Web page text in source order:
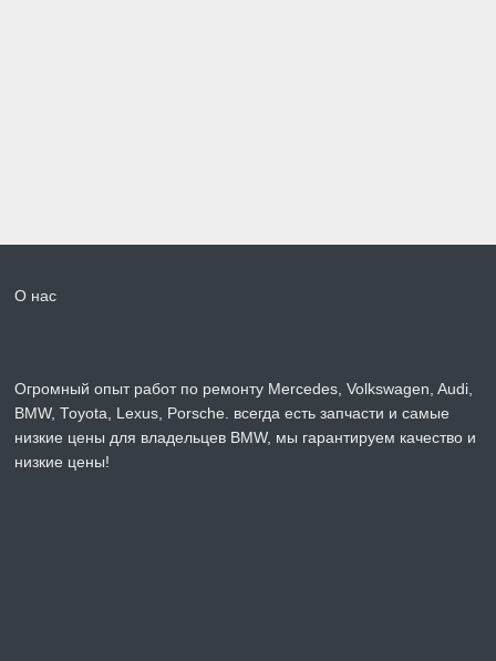
О нас
Огромный опыт работ по ремонту Mercedes, Volkswagen, Audi,
BMW, Toyota, Lexus, Porsche. всегда есть запчасти и самые
низкие цены для владельцев BMW, мы гарантируем качество и
низкие цены!